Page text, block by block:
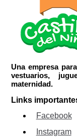
Una empresa
vestuarios,
maternidad.
Links
Facebook
Instagram